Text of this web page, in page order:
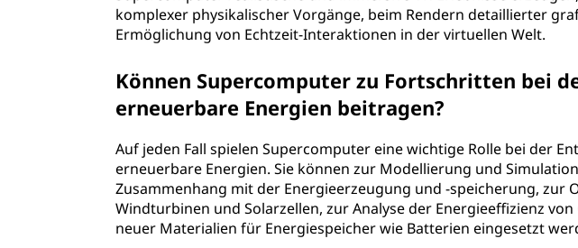
komplexer physikalischer Vorgänge, beim Rendern detaillierter
Ermöglichung von Echtzeit-Interaktionen in der virtuellen Welt.
Können Supercomputer zu Fortschritten bei
erneuerbare Energien beitragen?
Auf jeden Fall spielen Supercomputer eine wichtige Rolle bei der
erneuerbare Energien. Sie können zur Modellierung und
Zusammenhang mit der Energieerzeugung und -speicherung, zur
Windturbinen und Solarzellen, zur Analyse der Energieeffizienz
neuer Materialien für Energiespeicher wie Batterien eingesetzt